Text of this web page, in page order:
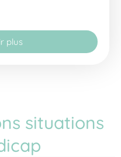
plus
situations